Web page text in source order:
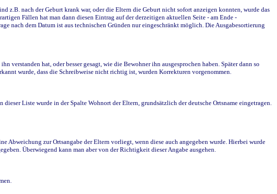
z.B. nach der Geburt krank war, oder die Eltern die Geburt nicht sofort anzeigen konnten, wurde das
Fällen hat man dann diesen Eintrag auf der derzeitigen aktuellen Seite - am Ende -
nach dem Datum ist aus technischen Gründen nur eingeschränkt möglich. Die Ausgabesortierung
hat, oder besser gesagt, wie die Bewohner ihn ausgesprochen haben. Später dann so
wurde, dass die Schreibweise nicht richtig ist, wurden Korrekturen vorgenommen.
Liste wurde in der Spalte Wohnort der Eltern, grundsätzlich der deutsche Ortsname eingetragen.
Abweichung zur Ortsangabe der Eltern vorliegt, wenn diese auch angegeben wurde. Hierbei wurde
Überwiegend kann man aber von der Richtigkeit dieser Angabe ausgehen.